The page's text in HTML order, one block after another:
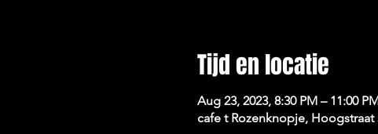
Tijd en locatie
Aug 23, 2023, 8:30 PM – 11:00
cafe t Rozenknopje, Hoogstraat